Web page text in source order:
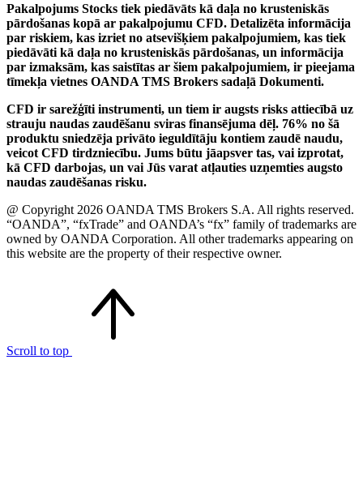
Pakalpojums Stocks tiek piedāvāts kā daļa no krusteniskās
pārdošanas kopā ar pakalpojumu CFD. Detalizēta informācija
par riskiem, kas izriet no atsevišķiem pakalpojumiem, kas tiek
piedāvāti kā daļa no krusteniskās pārdošanas, un informācija
par izmaksām, kas saistītas ar šiem pakalpojumiem, ir pieejama
tīmekļa vietnes OANDA TMS Brokers sadaļā Dokumenti.
CFD ir sarežģīti instrumenti, un tiem ir augsts risks attiecībā uz
strauju naudas zaudēšanu sviras finansējuma dēļ. 76% no šā
produktu sniedzēja privāto ieguldītāju kontiem zaudē naudu,
veicot CFD tirdzniecību. Jums būtu jāapsver tas, vai izprotat,
kā CFD darbojas, un vai Jūs varat atļauties uzņemties augsto
naudas zaudēšanas risku.
@ Copyright 2026 OANDA TMS Brokers S.A. All rights reserved.
“OANDA”, “fxTrade” and OANDA’s “fx” family of trademarks are
owned by OANDA Corporation. All other trademarks appearing on
this website are the property of their respective owner.
Scroll to top